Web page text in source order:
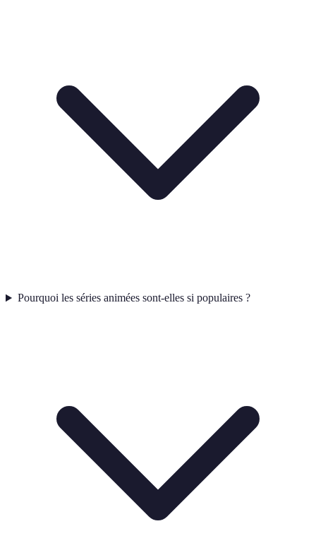
Pourquoi les séries animées sont-elles si populaires ?